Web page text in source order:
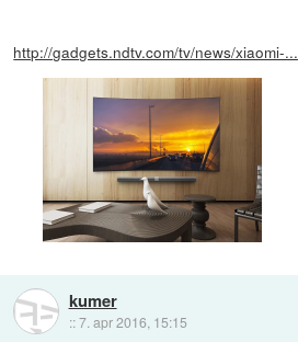
http://gadgets.ndtv.com/tv/news/xiaomi-...
kumer
::7. apr 2016, 15:15